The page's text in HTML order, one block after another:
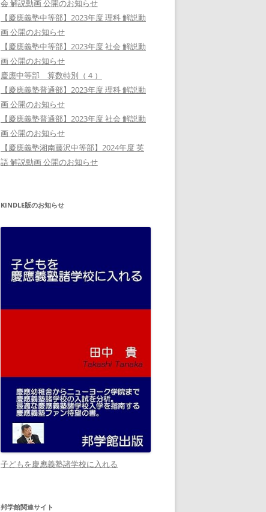
会 解説動画 公開のお知らせ
【慶應義塾中等部】2023年度 理科 解説動
画 公開のお知らせ
【慶應義塾中等部】2023年度 社会 解説動
画 公開のお知らせ
慶應中等部 算数特別（４）
【慶應義塾普通部】2023年度 理科 解説動
画 公開のお知らせ
【慶應義塾普通部】2023年度 社会 解説動
画 公開のお知らせ
【慶應義塾湘南藤沢中等部】2024年度 英
語 解説動画 公開のお知らせ
KINDLE版のお知らせ
子どもを慶應義塾諸学校に入れる
邦学館関連サイト